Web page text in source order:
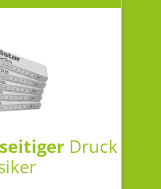
Druck